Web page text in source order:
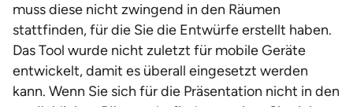
muss diese nicht zwingend in den Räumen
stattfinden, für die Sie die Entwürfe erstellt haben.
Das Tool wurde nicht zuletzt für mobile Geräte
entwickelt, damit es überall eingesetzt werden
kann. Wenn Sie sich für die Präsentation nicht in den